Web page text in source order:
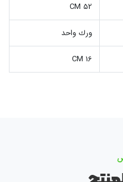
52 CM
ورك واحد
16 CM